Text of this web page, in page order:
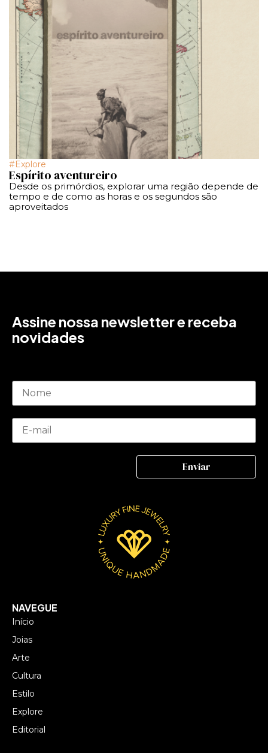
Explore
Espírito aventureiro
Desde os primórdios, explorar uma região depende de
tempo e de como as horas e os segundos são
aproveitados
Assine nossa newsletter e receba
novidades
NAVEGUE
Início
Joias
Arte
Cultura
Estilo
Explore
Editorial